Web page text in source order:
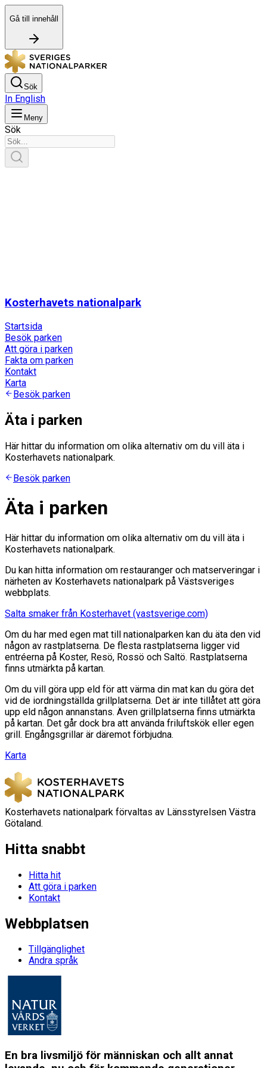
Gå till innehåll
Sök
In English
Meny
Sök
Kosterhavets nationalpark
Startsida
Besök parken
Att göra i parken
Fakta om parken
Kontakt
Karta
Besök parken
Äta i parken
Här hittar du information om olika alternativ om du vill äta i
Kosterhavets nationalpark.
Besök parken
Äta i parken
Här hittar du information om olika alternativ om du vill äta i
Kosterhavets nationalpark.
Du kan hitta information om restauranger och matserveringar i
närheten av Kosterhavets nationalpark på Västsveriges
webbplats.
Salta smaker från Kosterhavet (vastsverige.com)
Om du har med egen mat till nationalparken kan du äta den vid
någon av rastplatserna. De flesta rastplatserna ligger vid
entréerna på Koster, Resö, Rossö och Saltö. Rastplatserna
finns utmärkta på kartan.
Om du vill göra upp eld för att värma din mat kan du göra det
vid de iordningställda grillplatserna. Det är inte tillåtet att göra
upp eld någon annanstans. Även grillplatserna finns utmärkta
på kartan. Det går dock bra att använda friluftskök eller egen
grill. Engångsgrillar är däremot förbjudna.
Karta
Kosterhavets nationalpark förvaltas av Länsstyrelsen Västra
Götaland.
Hitta snabbt
Hitta hit
Att göra i parken
Kontakt
Webbplatsen
Tillgänglighet
Andra språk
En bra livsmiljö för människan och allt annat